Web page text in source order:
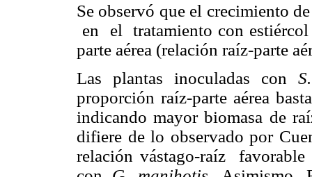
Se observó que el crecimiento
en el tratamiento con
parte aérea (relación raíz-parte
Las plantas inoculadas con
proporción raíz-parte aérea
indicando mayor biomasa de
difiere de lo observado por
relación vástago-raíz favorable